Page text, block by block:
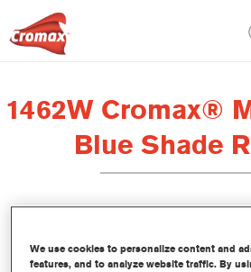
1462W Cromax®
Blue Shade
Este tinte concentrado base agua
bicapa al agua Cromax.
We use cookies to personalize content and
features, and to analyze website traffic. By